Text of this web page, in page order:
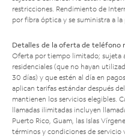
restricciones. Rendimiento de
por fibra óptica y se suministra a
Detalles de la oferta de teléfono
Oferta por tiempo limitado; sujeta
residenciales (que no hayan
30 días) y que estén al día en
aplican tarifas estándar después
mantienen los servicios elegibles.
llamadas ilimitadas incluyen
Puerto Rico, Guam, las Islas
términos y condiciones de servicio